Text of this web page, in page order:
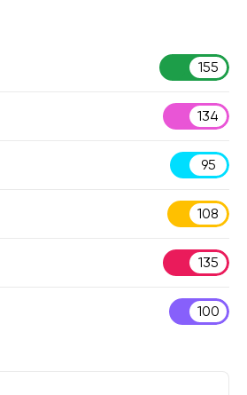
155
134
95
108
135
100